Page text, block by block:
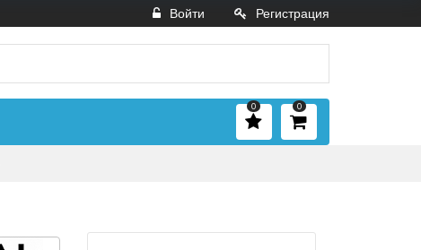
Войти Регистрация
0
0